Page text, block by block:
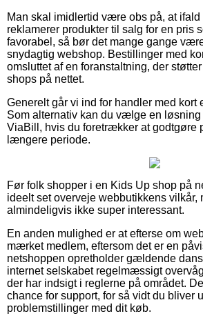
Man skal imidlertid være obs på, at
reklamerer produkter til salg for en pris
favorabel, så bør det mange gange
snydagtig webshop. Bestillinger med
omsluttet af en foranstaltning, der
shops på nettet.
Generelt går vi ind for handler med kort
Som alternativ kan du vælge en løsning
ViaBill, hvis du foretrækker at godtgøre
længere periode.
Før folk shopper i en Kids Up shop på
ideelt set overveje webbutikkens vilkår,
almindeligvis ikke super interessant.
En anden mulighed er at efterse om
mærket medlem, eftersom det er en
netshoppen opretholder gældende
internet selskabet regelmæssigt
der har indsigt i reglerne på området.
chance for support, for så vidt du bliver
problemstillinger med dit køb.